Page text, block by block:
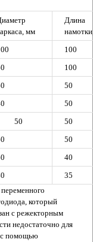
мм
Длина
100
100
50
50
50
50
50
40
35
который
с режекторным
недостаточно для
с помощью